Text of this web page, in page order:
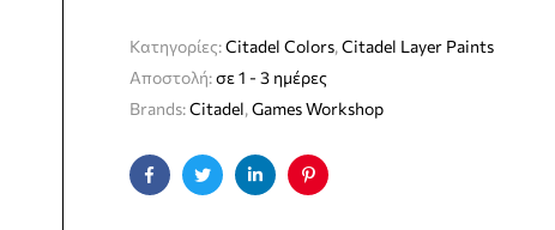
Κατηγορίες:Citadel Colors, Citadel Layer Paints
Αποστολή:σε 1 - 3 ημέρες
Brands:Citadel, Games Workshop
FacebookTwitterLinkedinPinterest